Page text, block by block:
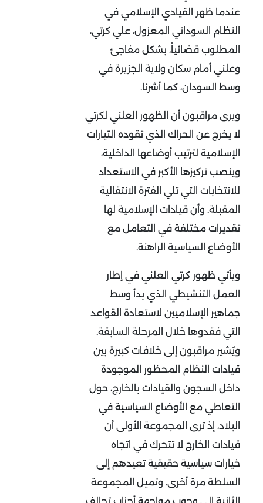
عندما ظهر القيادي الإسلامي في
النظام السوداني المعزول، علي كرتي،
المطلوب قضائياً، بشكل مفاجئ
وعلني أمام سكان ولاية الجزيرة في
وسط السودان، كما أشرنا.
ويرى مراقبون أن الظهور العلني لكرتي
لا يخرج عن الحراك الذي تقوده التيارات
الإسلامية لترتيب أوضاعها الداخلية،
وينصب تركيزها الأكبر في الاستعداد
للانتخابات التي تلي الفترة الانتقالية
المقبلة. وأن قيادات الإسلامية لها
تقديرات مختلفة في التعامل مع
الأوضاع السياسية الراهنة.
ويأتي ظهور كرتي العلني في إطار
العمل التنشيطي الذي بدأ وسط
جماهير الإسلاميين لاستعادة القواعد
التي فقدوها خلال المرحلة السابقة.
ويُشير مراقبون إلى خلافات كبيرة بين
قيادات النظام المحظور الموجودة
داخل السجون والقيادات بالخارج، حول
التعاطي مع الأوضاع السياسية في
البلاد، إذ ترى المجموعة الأولى أن
قيادات الخارج لا تتحرك في اتجاه
خيارات سياسية حقيقية تعيدهم إلى
السلطة مرة أخرى. وتميل المجموعة